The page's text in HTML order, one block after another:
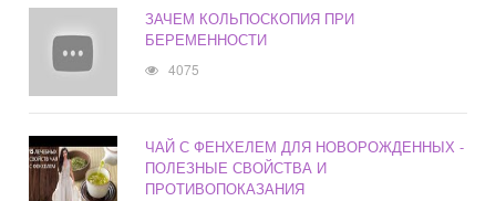
ЗАЧЕМ КОЛЬПОСКОПИЯ ПРИ
БЕРЕМЕННОСТИ
4075
ЧАЙ С ФЕНХЕЛЕМ ДЛЯ НОВОРОЖДЕННЫХ -
ПОЛЕЗНЫЕ СВОЙСТВА И
ПРОТИВОПОКАЗАНИЯ